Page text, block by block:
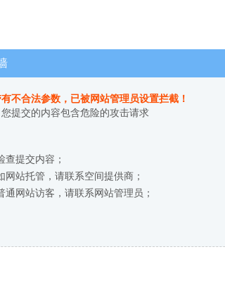
不合法参数，已被网站管理员设置拦截！
提交的内容包含危险的攻击请求
查提交内容；
网站托管，请联系空间提供商；
通网站访客，请联系网站管理员；